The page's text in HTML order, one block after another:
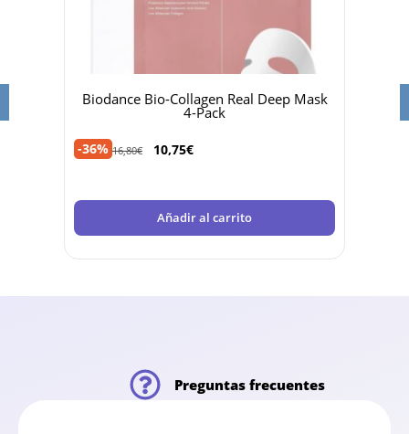
Biodance Bio-Collagen Real Deep Mask
4-Pack
-36% 16,80€ 10,75€
Añadir al carrito
Preguntas frecuentes